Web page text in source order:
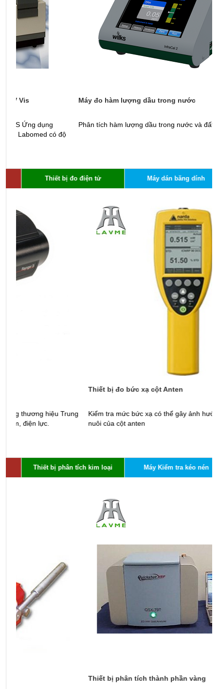
Máy đo hàm lượng dầu trong nước
Phân tích hàm lượng dầu trong nước và đất.
Thiết bị đo điện tử Máy dán băng dính
Thiết bị đo bức xạ cột Anten
Kiểm tra mức bức xạ có thể gây ảnh hưởng đến người, vật
nuôi của cột anten
Thiết bị phân tích kim loại Máy Kiểm tra kéo nén
Thiết bị phân tích thành phần vàng